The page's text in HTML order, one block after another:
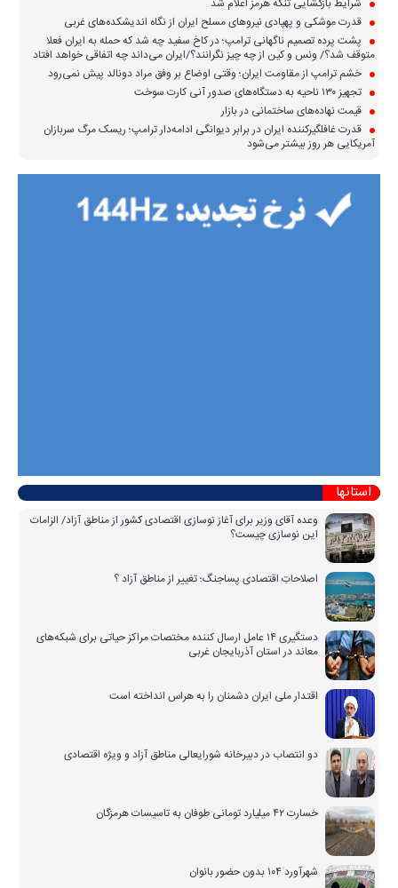
قدرت موشکی و پهپادی نیرو‌های مسلح ایران از نگاه اندیشکده‌های غربی
پشت پرده تصمیم ناگهانی ترامپ؛ در کاخ سفید چه شد که حمله به ایران فعلا
متوقف شد؟/ ونس و کین از چه چیز نگرانند؟/ایران می‌داند چه اتفاقی خواهد افتاد
خشم ترامپ از مقاومت ایران؛ وقتی اوضاع بر وفق مراد دونالد پیش نمی‌رود
تجهیز ۱۳۰ ناحیه به دستگاه‌های صدور آنی کارت سوخت
قیمت نهاده‌های ساختمانی در بازار
قدرت غافلگیرکننده ایران در برابر دیوانگی ادامه‌دار ترامپ؛ ریسک مرگ سربازان
آمریکایی هر روز بیشتر می‌شود
استانها
وعده آقای وزیر برای آغاز نوسازی اقتصادی کشور از مناطق آزاد/ الزامات
این نوسازی چیست؟
اصلاحاتِ اقتصادی پساجنگ؛ تغییر از مناطق آزاد ؟
دستگیری ۱۴ عامل ارسال کننده مختصات مراکز حیاتی برای شبکه‌های
معاند در استان آذربایجان غربی
اقتدار ملی ایران دشمنان را به هراس انداخته است
دو انتصاب در دبیرخانه شورایعالی مناطق آزاد و ویژه اقتصادی
خسارت ۴۲ میلیارد تومانی طوفان به تاسیسات هرمزگان
شهرآورد ۱۰۴ بدون حضور بانوان